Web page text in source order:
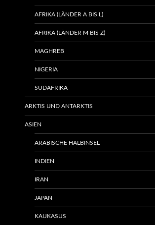
AFRIKA (LÄNDER A BIS L)
AFRIKA (LÄNDER M BIS Z)
MAGHREB
NIGERIA
SÜDAFRIKA
ARKTIS UND ANTARKTIS
ASIEN
ARABISCHE HALBINSEL
INDIEN
IRAN
JAPAN
KAUKASUS